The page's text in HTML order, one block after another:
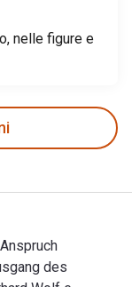
nelle figure e
des